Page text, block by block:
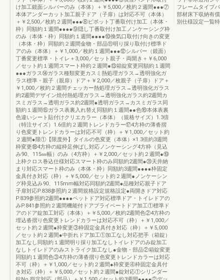
け加工鏡面シルバーのみ（本体）＋￥5,000／枚約２週間●●●⑦
本体アンダーカット加工親子ドア（子扉）は対応不可（本体）
＋￥2,500／枚約２週間●●●⑧ピボット丁番取付け加工（本体・
枠）同額約１週間●●●●⑨隠し丁番取付け加工ノンケーシング枠
のみ（本体・枠）同額約１週間●●●●⑩換気口取付け向きの変更
（本体・枠）同額約２週間金物・部品⑪明り採り取付け標準ド
アのみ（本体）＋￥1,000／枚約１週間●●●⑫シルバー（鏡面）
丁番変更標準・トイレ＋3,000／セット親子・両開き＋￥6,000
／セット約１週間スマート枠約２週間●⑬箱錠変更同額約１週間
●●●ガラス⑭ガラス種類変更カスミ熱処理ガラス→透明強化ガ
ラス標準・親子（親扉）ドア＋￥2,000／枚親子（子扉）ドア＋
￥1,000／枚約２週間チェッカー熱処理ガラス→透明強化ガラス
約2週間デザイン焼付熱処理ガラス→透明強化ガラス約2週間カ
スミガラス→透明ガラス約2週間●透明ガラス→カスミガラス同
額約１週間⑮ガラス表裏入れ替え同額約１週間●●色⑯本体表裏
色違いシート貼付けクリエカラー（本体）（規格サイズ）1.3倍
（特注サイズ）1.6倍約２週間トレンドカラー⑰4方枠の薄沓摺
り色変更トレンドカラーは対応不可（枠）＋￥1,000／セット約
２週間●限①【限度外】タイルの色変更（本体）×1.3倍約3週間
枠変更⑱4方枠の縦枠足伸ばし対応ノンケーシング4方枠（見込
み90、115㎜幅）のみ（4方枠）＋￥2,000／セット約２週間●⑲
上枠クロス巻込仕様対応スマート枠のみ同額約2週間●⑳天井納
まり対応スマート枠のみ（本体・枠）同額約3週間●●●●枠固定
金具付き対応（枠）＋￥5,000／セット約２週間●ノンケーシン
グ枠見込み90、115mm幅対応同額約2週間●品種対応親子ドア
子扉対応P.838参照約２週間規格設定規格設定●両開きドア対応
P.839参照約2週間●●●●ペットドア対応標準ドア・トイレドアの
みP.841参照約２週間機能付ドアプライベートドア加工①標準ド
アのドア錠加工対応（本体）＋￥5,000／枚約2週間色②4方枠の
埋込沓摺り色変更トレンドカラーは対応不可（枠）＋￥1,000／
セット約２週間●枠変更③枠固定金具付き対応（枠）＋￥5,000
／セット約２週間●中折れドア加工①加工なし対応把手（箱錠）
加工なし同額約１週間明り採り加工なしトイレドアのみ錠加工
なしトイレドアのみストライク加工なし●金物・部品②箱錠変更
同額約１週間色③4方枠の薄沓摺り色変更トレンドカラーは対応
不可（枠）＋￥1,000／セット約２週間●枠変更④枠固定金具付
き対応（枠）＋￥5,000／セット約２週間●錠対応①シリンダー
フレームタイプ
部材床下収納有
別仕様設定一覧